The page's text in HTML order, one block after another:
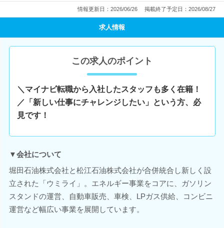
情報更新日：2026/06/26 掲載終了予定日：2026/08/27
求人情報
この求人のポイント
＼マイナビ転職から入社したスタッフも多く在籍！
／「新しい仕事にチャレンジしたい」という方、必
見です！
▼会社について
堀田石油株式会社と松江石油株式会社が合併統合し新しく設
立された「ウミライ」。エネルギー事業をコアに、ガソリン
スタンドの運営、自動車販売、車検、LPガス供給、コンビニ
運営など幅広い事業を展開しています。